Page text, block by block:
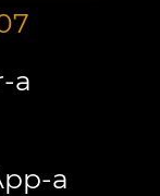
a
a